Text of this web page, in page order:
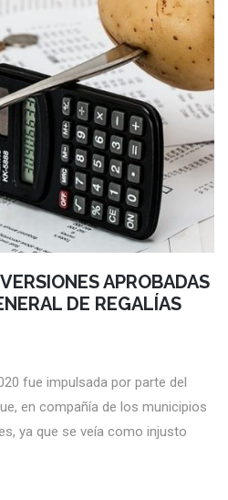
APROBADAS
DE REGALÍAS
fue impulsada por parte del
en compañía de los municipios
ya que se veía como injusto